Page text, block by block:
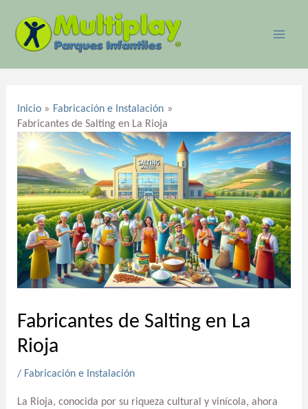
contenido
Inicio
Fabricación e Instalación
Fabricantes de Salting en La Rioja
Fabricantes de Salting en La
Rioja
/ Fabricación e Instalación
La Rioja, conocida por su riqueza cultural y vinícola, ahora
entradas